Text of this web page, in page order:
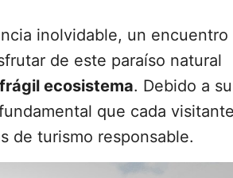
inolvidable, un encuentro
de este paraíso natural
ecosistema. Debido a su
que cada
de turismo responsable.